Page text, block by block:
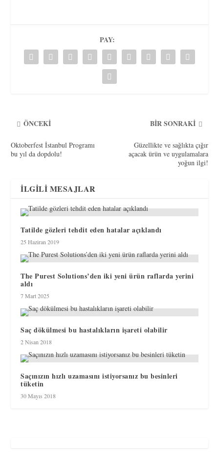
PAY:
ÖNCEKI
Oktoberfest İstanbul Programı
bu yıl da dopdolu!
BIR SONRAKI
Güzellikte ve sağlıkta çığır
açacak ürün ve uygulamalara
yoğun ilgi!
İLGILI MESAJLAR
Tatilde gözleri tehdit eden hatalar açıklandı
25 Haziran 2019
The Purest Solutions’den iki yeni ürün raflarda yerini
aldı
7 Mart 2025
Saç dökülmesi bu hastalıkların işareti olabilir
2 Nisan 2018
Saçınızın hızlı uzamasını istiyorsanız bu besinleri
tüketin
30 Mayıs 2018